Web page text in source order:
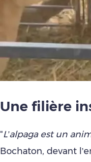
Une filière
"L’alpaga est un
Bochaton, devant